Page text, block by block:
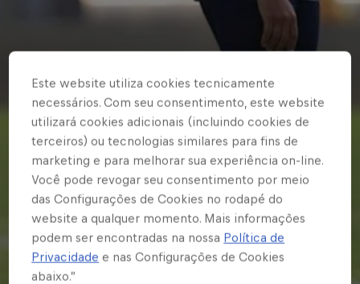
Este website utiliza cookies tecnicamente
necessários. Com seu consentimento, este website
utilizará cookies adicionais (incluindo cookies de
terceiros) ou tecnologias similares para fins de
marketing e para melhorar sua experiência on-line.
Você pode revogar seu consentimento por meio
das Configurações de Cookies no rodapé do
website a qualquer momento. Mais informações
podem ser encontradas na nossa Política de
Privacidade e nas Configurações de Cookies
abaixo.”